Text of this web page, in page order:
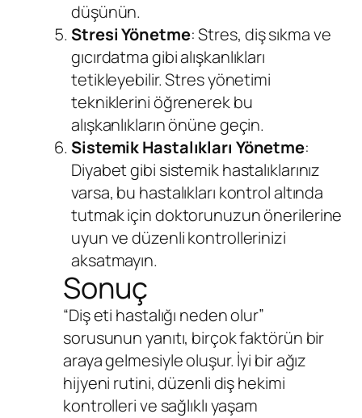
düşünün.
Stresi Yönetme: Stres, diş sıkma ve
gıcırdatma gibi alışkanlıkları
tetikleyebilir. Stres yönetimi
tekniklerini öğrenerek bu
alışkanlıkların önüne geçin.
Sistemik Hastalıkları Yönetme:
Diyabet gibi sistemik hastalıklarınız
varsa, bu hastalıkları kontrol altında
tutmak için doktorunuzun önerilerine
uyun ve düzenli kontrollerinizi
aksatmayın.
Sonuç
“Diş eti hastalığı neden olur”
sorusunun yanıtı, birçok faktörün bir
araya gelmesiyle oluşur. İyi bir ağız
hijyeni rutini, düzenli diş hekimi
kontrolleri ve sağlıklı yaşam